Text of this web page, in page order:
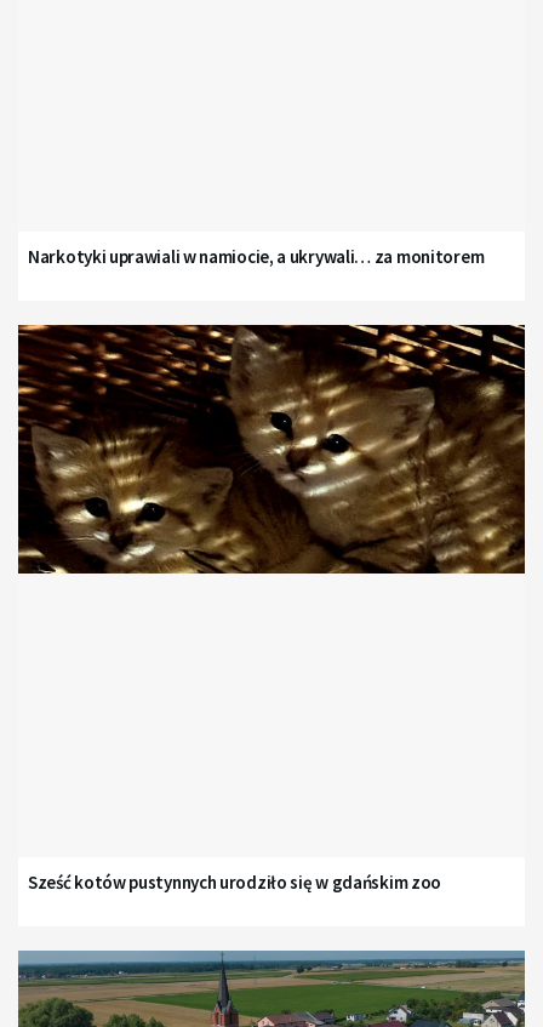
Narkotyki uprawiali w namiocie, a ukrywali… za monitorem
Sześć kotów pustynnych urodziło się w gdańskim zoo